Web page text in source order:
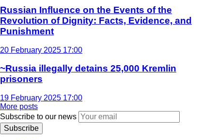
Russian Influence on the Events of the
Revolution of Dignity: Facts, Evidence, and
Punishment
20 February 2025 17:00
~Russia illegally detains 25,000 Kremlin
prisoners
19 February 2025 17:00
More posts
Subscribe to our news
Subscribe